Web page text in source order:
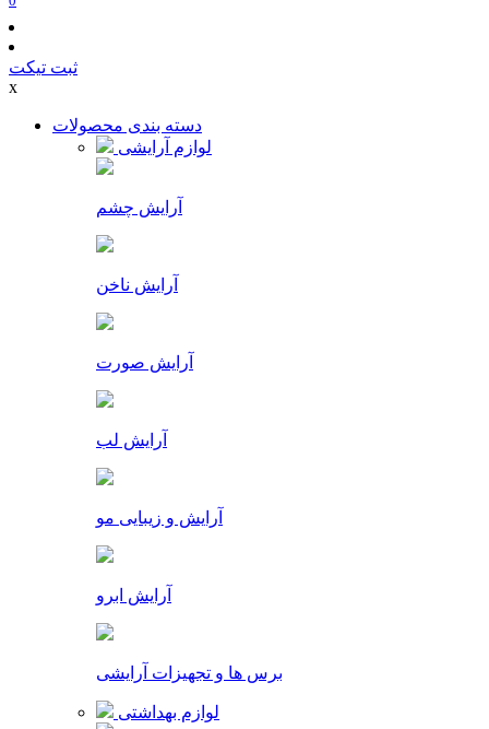
ثبت تیکت
x
دسته بندی محصولات
لوازم آرایشی
آرایش چشم
آرایش ناخن
آرایش صورت
آرایش لب
آرایش و زیبایی مو
آرایش ابرو
برس ها و تجهیزات آرایشی
لوازم بهداشتی